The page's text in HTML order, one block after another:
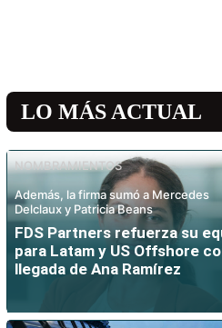
LO MÁS ACTUAL
NOMBRAMIENTOS
Además, la firma sumó a Mercedes
Delclaux y Patricia Beans
FDS Partners refuerza su
para Latam y US Offshore
llegada de Ana Ramírez